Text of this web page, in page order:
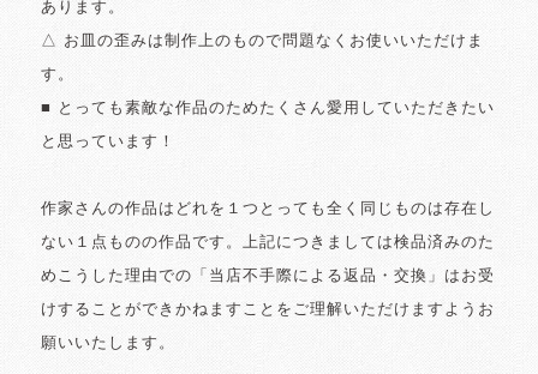
あります。
△ お皿の歪みは制作上のもので問題なくお使いいただけま
す。
■ とっても素敵な作品のためたくさん愛用していただきたい
と思っています！
作家さんの作品はどれを１つとっても全く同じものは存在し
ない１点ものの作品です。上記につきましては検品済みのた
めこうした理由での「当店不手際による返品・交換」はお受
けすることができかねますことをご理解いただけますようお
願いいたします。